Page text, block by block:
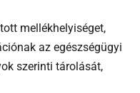
mellékhelyiséget,
az egészségügyi
szerinti tárolását,